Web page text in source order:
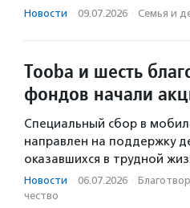
Новости · 09.07.2026 · Семья и
Tooba и шесть
фондов начали
Специальный сбор в
направлен на поддержку
оказавшихся в трудной
Новости · 06.07.2026 ·
чест­во